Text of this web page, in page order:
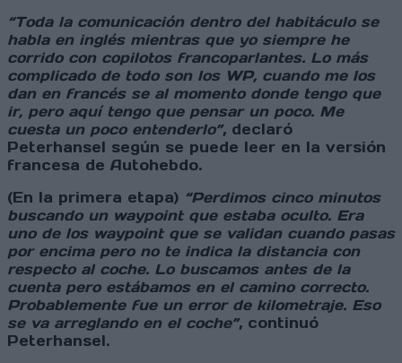
“Toda la comunicación dentro del habitáculo se
habla en inglés mientras que yo siempre he
corrido con copilotos francoparlantes. Lo más
complicado de todo son los WP, cuando me los
dan en francés se al momento donde tengo que
ir, pero aquí tengo que pensar un poco. Me
cuesta un poco entenderlo”, declaró
Peterhansel según se puede leer en la versión
francesa de Autohebdo.
(En la primera etapa) “Perdimos cinco minutos
buscando un waypoint que estaba oculto. Era
uno de los waypoint que se validan cuando pasas
por encima pero no te indica la distancia con
respecto al coche. Lo buscamos antes de la
cuenta pero estábamos en el camino correcto.
Probablemente fue un error de kilometraje. Eso
se va arreglando en el coche”, continuó
Peterhansel.